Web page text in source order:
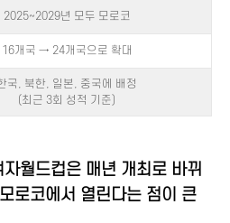
2025~2029년 모두 모로코
16개국 → 24개국으로 확대
국, 북한, 일본, 중국에 배정
(최근 3회 성적 기준)
월드컵은 매년 개최로 바뀌
로코에서 열린다는 점이 큰